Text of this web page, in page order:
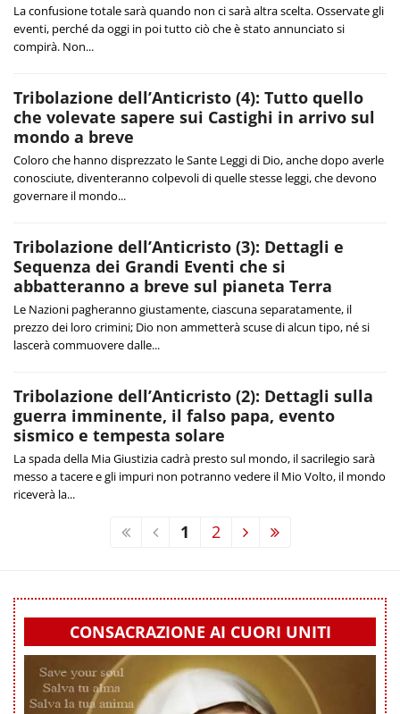
La confusione totale sarà quando non ci sarà altra scelta. Osservate gli
eventi, perché da oggi in poi tutto ciò che è stato annunciato si
compirà. Non...
Tribolazione dell’Anticristo (4): Tutto quello
che volevate sapere sui Castighi in arrivo sul
mondo a breve
Coloro che hanno disprezzato le Sante Leggi di Dio, anche dopo averle
conosciute, diventeranno colpevoli di quelle stesse leggi, che devono
governare il mondo...
Tribolazione dell’Anticristo (3): Dettagli e
Sequenza dei Grandi Eventi che si
abbatteranno a breve sul pianeta Terra
Le Nazioni pagheranno giustamente, ciascuna separatamente, il
prezzo dei loro crimini; Dio non ammetterà scuse di alcun tipo, né si
lascerà commuovere dalle...
Tribolazione dell’Anticristo (2): Dettagli sulla
guerra imminente, il falso papa, evento
sismico e tempesta solare
La spada della Mia Giustizia cadrà presto sul mondo, il sacrilegio sarà
messo a tacere e gli impuri non potranno vedere il Mio Volto, il mondo
riceverà la...
1 2
CONSACRAZIONE AI CUORI UNITI